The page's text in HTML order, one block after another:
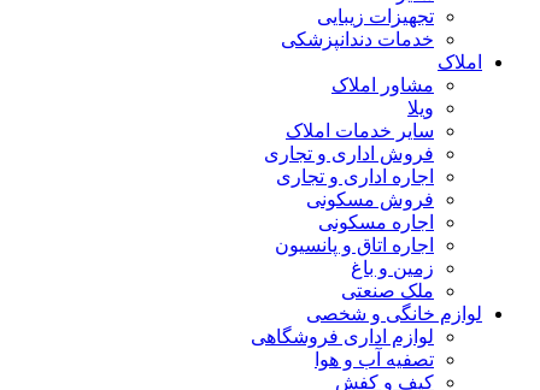
تجهیزات زیبایی
خدمات دندانپزشکی
املاک
مشاور املاک
ویلا
سایر خدمات املاک
فروش اداری و تجاری
اجاره اداری و تجاری
فروش مسکونی
اجاره مسکونی
اجاره اتاق و پانسیون
زمین و باغ
ملک صنعتی
لوازم خانگی و شخصی
لوازم اداری فروشگاهی
تصفیه آب و هوا
کیف و کفش